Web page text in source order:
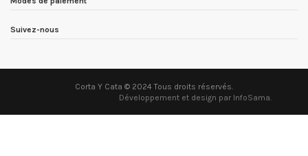
Suivez-nous
Corta Y Cata © 2024 Tous droits réservés.
Développement et design par InfoSama